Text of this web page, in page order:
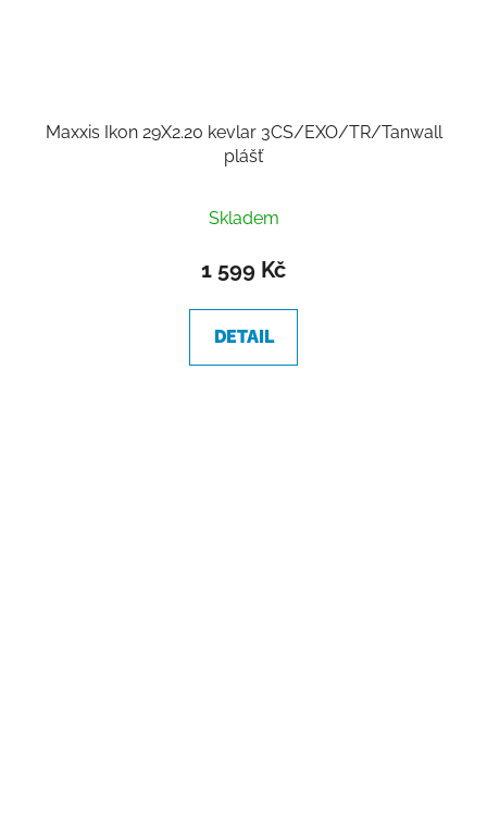
Maxxis Ikon 29X2.20 kevlar 3CS/EXO/TR/Tanwall
plášť
Skladem
1 599 Kč
DETAIL